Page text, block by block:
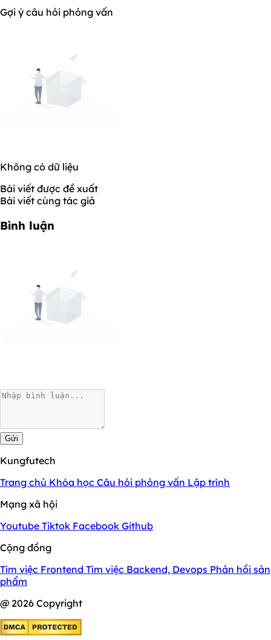
Gợi ý câu hỏi phỏng vấn
Không có dữ liệu
Bài viết được đề xuất
Bài viết cùng tác giả
Bình luận
Gửi
Kungfutech
Trang chủ Khóa học Câu hỏi phỏng vấn Lập trình
Mạng xã hội
Youtube Tiktok Facebook Github
Cộng đồng
Tìm việc Frontend Tìm việc Backend, Devops Phản hồi sản
phẩm
@ 2026 Copyright